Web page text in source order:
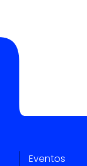
Eventos